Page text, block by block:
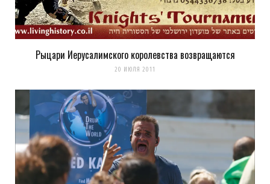
Рыцари Иерусалимского королевства возвращаются
20 ИЮЛЯ 2011